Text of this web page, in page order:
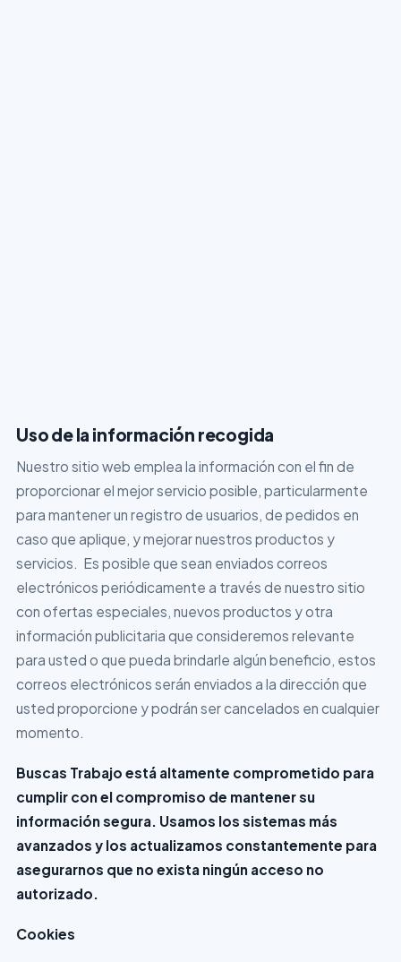
Uso de la información recogida
Nuestro sitio web emplea la información con el fin de
proporcionar el mejor servicio posible, particularmente
para mantener un registro de usuarios, de pedidos en
caso que aplique, y mejorar nuestros productos y
servicios. Es posible que sean enviados correos
electrónicos periódicamente a través de nuestro sitio
con ofertas especiales, nuevos productos y otra
información publicitaria que consideremos relevante
para usted o que pueda brindarle algún beneficio, estos
correos electrónicos serán enviados a la dirección que
usted proporcione y podrán ser cancelados en cualquier
momento.
Buscas Trabajo está altamente comprometido para
cumplir con el compromiso de mantener su
información segura. Usamos los sistemas más
avanzados y los actualizamos constantemente para
asegurarnos que no exista ningún acceso no
autorizado.
Cookies